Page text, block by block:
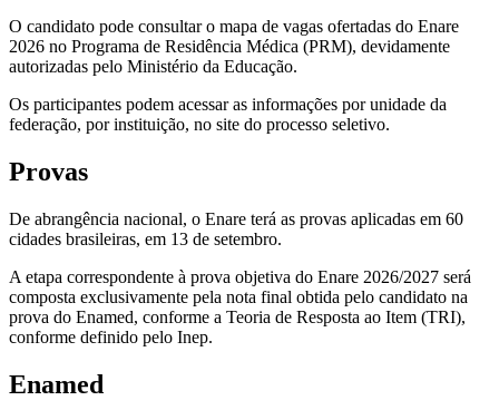
O candidato pode consultar o mapa de vagas ofertadas do Enare
2026 no Programa de Residência Médica (PRM), devidamente
autorizadas pelo Ministério da Educação.
Os participantes podem acessar as informações por unidade da
federação, por instituição, no site do processo seletivo.
Provas
De abrangência nacional, o Enare terá as provas aplicadas em 60
cidades brasileiras, em 13 de setembro.
A etapa correspondente à prova objetiva do Enare 2026/2027 será
composta exclusivamente pela nota final obtida pelo candidato na
prova do Enamed, conforme a Teoria de Resposta ao Item (TRI),
conforme definido pelo Inep.
Enamed